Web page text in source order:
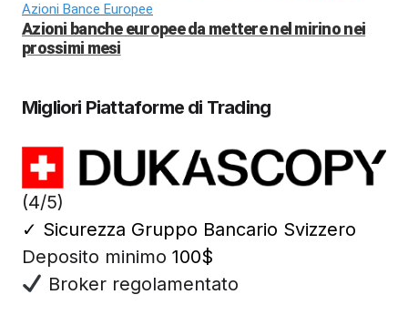
Azioni Bance Europee
Azioni banche europee da mettere nel mirino nei
prossimi mesi
Migliori Piattaforme di Trading
(4/5)
✓ Sicurezza Gruppo Bancario Svizzero
Deposito minimo 100$
Broker regolamentato